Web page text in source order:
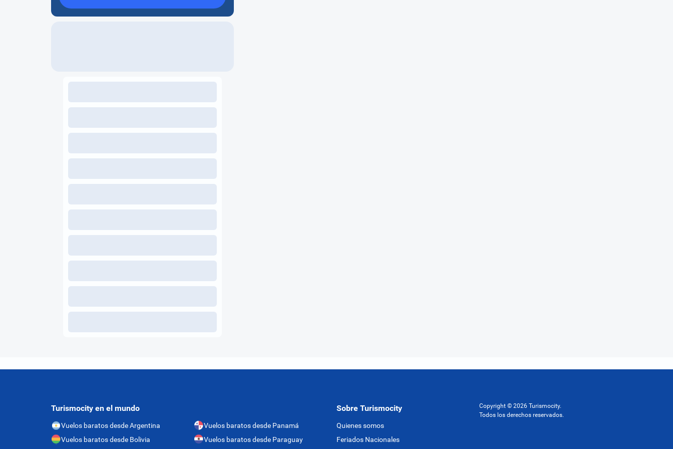
Turismocity en el mundo
Vuelos baratos desde Argentina
Vuelos baratos desde Bolivia
Vuelos baratos desde Panamá
Vuelos baratos desde Paraguay
Sobre Turismocity
Quienes somos
Feriados Nacionales
Copyright © 2026 Turismocity.
Todos los derechos reservados.